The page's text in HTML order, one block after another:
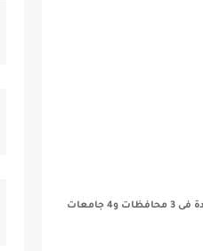
صرح الدكتور صالح الشيخ رئيس الجهاز المركزى للتنظيم والادارة عن الموافقة على اعلانات الوظائف القيادة فى 3 محافظات و4 جامعات